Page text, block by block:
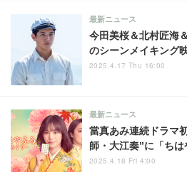
今田美桜＆北村匠海
のシーンメイキング
最新ニュース
2025.4.17 Thu 16:00
當真あみ連続ドラマ
師・大江奏”に「ちは
最新ニュース
2025.4.18 Fri 4:00